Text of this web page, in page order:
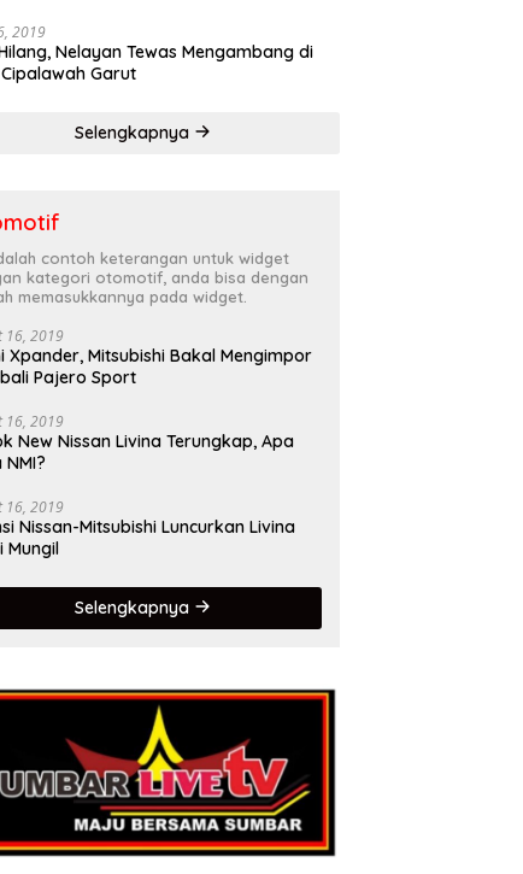
2019
Nelayan Tewas Mengambang di
Garut
Selengkapnya
contoh keterangan untuk widget
kategori otomotif, anda bisa dengan
memasukkannya pada widget.
16, 2019
Xpander, Mitsubishi Bakal Mengimpor
Pajero Sport
16, 2019
New Nissan Livina Terungkap, Apa
16, 2019
Nissan-Mitsubishi Luncurkan Livina
Mungil
Selengkapnya